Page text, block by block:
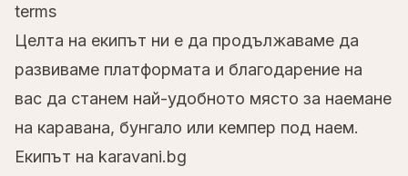
terms
Целта на екипът ни е да продължаваме да
развиваме платформата и благодарение на
вас да станем най-удобното място за наемане
на каравана, бунгало или кемпер под наем.
Екипът на karavani.bg